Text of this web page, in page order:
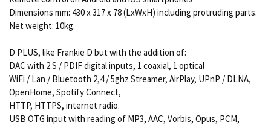
Dimensions mm: 430 x 317 x 78 (LxWxH) including protruding parts.
Net weight: 10kg.
D PLUS, like Frankie D but with the addition of:
DAC with 2 S / PDIF digital inputs, 1 coaxial, 1 optical
WiFi / Lan / Bluetooth 2,4 / 5ghz Streamer, AirPlay, UPnP / DLNA,
OpenHome, Spotify Connect,
HTTP, HTTPS, internet radio.
USB OTG input with reading of MP3, AAC, Vorbis, Opus, PCM,